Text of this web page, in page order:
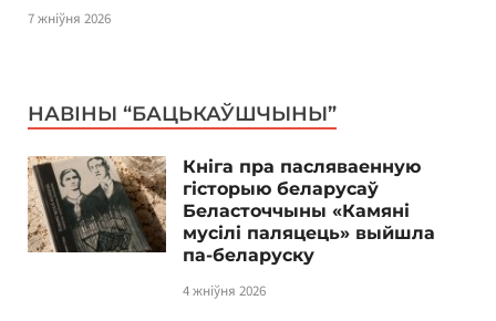
7 жніўня 2026
НАВІНЫ “БАЦЬКАЎШЧЫНЫ”
Кніга пра пасляваенную
гісторыю беларусаў
Беласточчыны «Камяні
мусілі паляцець» выйшла
па-беларуску
4 жніўня 2026